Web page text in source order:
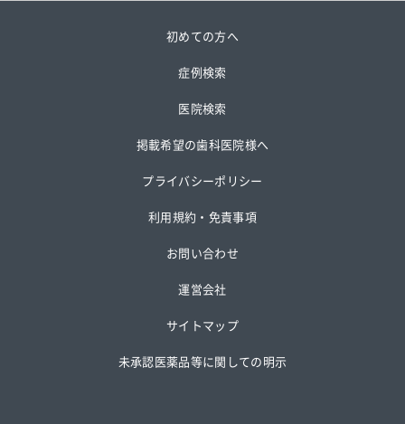
初めての方へ
症例検索
医院検索
掲載希望の歯科医院様へ
プライバシーポリシー
利用規約・免責事項
お問い合わせ
運営会社
サイトマップ
未承認医薬品等に関しての明示